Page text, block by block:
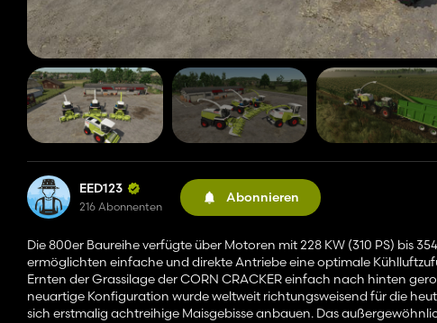
EED123
216 Abonnenten
Abonnieren
Die 800er Baureihe verfügte über Motoren mit 228 KW (310 PS) bis
ermöglichten einfache und direkte Antriebe eine optimale
Ernten der Grassilage der CORN CRACKER einfach nach hinten
neuartige Konfiguration wurde weltweit richtungsweisend für die
sich erstmalig achtreihige Maisgebisse anbauen. Das